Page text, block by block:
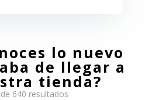
lo nuevo
de llegar a
tienda?
640 resultadosOrdenado